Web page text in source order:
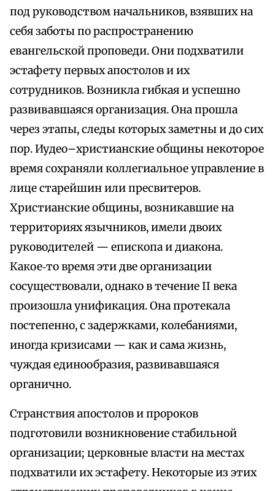
под руководством начальников, взявших на
себя заботы по распространению
евангельской проповеди. Они подхватили
эстафету первых апостолов и их
сотрудников. Возникла гибкая и успешно
развивавшаяся организация. Она прошла
через этапы, следы которых заметны и до сих
пор. Иудео–христианские общины некоторое
время сохраняли коллегиальное управление в
лице старейшин или пресвитеров.
Христианские общины, возникавшие на
территориях язычников, имели двоих
руководителей — епископа и диакона.
Какое‑то время эти две организации
сосуществовали, однако в течение II века
произошла унификация. Она протекала
постепенно, с задержками, колебаниями,
иногда кризисами — как и сама жизнь,
чуждая единообразия, развивавшаяся
органично.
Странствия апостолов и пророков
подготовили возникновение стабильной
организации; церковные власти на местах
подхватили их эстафету. Некоторые из этих